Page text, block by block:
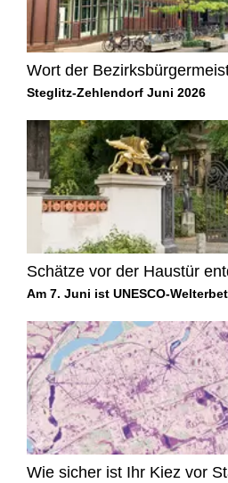
Wort der
Steglitz-Zehlendorf Juni 2026
Schätze vor der Haustür
Am 7. Juni ist UNESCO-
Wie sicher ist Ihr Kiez vor